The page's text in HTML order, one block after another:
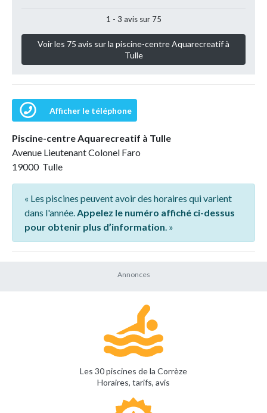
1 - 3 avis sur 75
Voir les 75 avis sur la piscine-centre Aquarecreatif à
Tulle
Afficher le téléphone
Piscine-centre Aquarecreatif à Tulle
Avenue Lieutenant Colonel Faro
19000 Tulle
« Les piscines peuvent avoir des horaires qui varient
dans l'année.Appelez le numéro affiché ci-dessus
pour obtenir plus d’information. »
Les 30 piscines de la Corrèze
Horaires, tarifs, avis